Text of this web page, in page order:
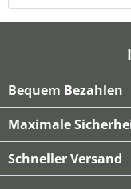
Bequem Bezahlen
Maximale
Schneller Versand